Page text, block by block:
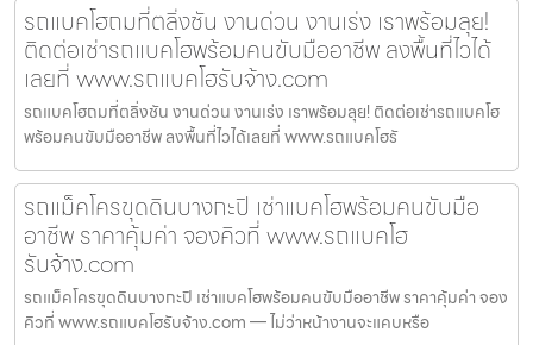
รถแบคโฮถมที่ตลิ่งชัน งานด่วน งานเร่ง เราพร้อมลุย!
ติดต่อเช่ารถแบคโฮพร้อมคนขับมืออาชีพ ลงพื้นที่ไวได้
เลยที่ www.รถแบคโฮรับจ้าง.com
รถแบคโฮถมที่ตลิ่งชัน งานด่วน งานเร่ง เราพร้อมลุย! ติดต่อเช่ารถแบคโฮ
พร้อมคนขับมืออาชีพ ลงพื้นที่ไวได้เลยที่ www.รถแบคโฮรั
รถแม็คโครขุดดินบางกะปิ เช่าแบคโฮพร้อมคนขับมือ
อาชีพ ราคาคุ้มค่า จองคิวที่ www.รถแบคโฮ
รับจ้าง.com
รถแม็คโครขุดดินบางกะปิ เช่าแบคโฮพร้อมคนขับมืออาชีพ ราคาคุ้มค่า จอง
คิวที่ www.รถแบคโฮรับจ้าง.com — ไม่ว่าหน้างานจะแคบหรือ